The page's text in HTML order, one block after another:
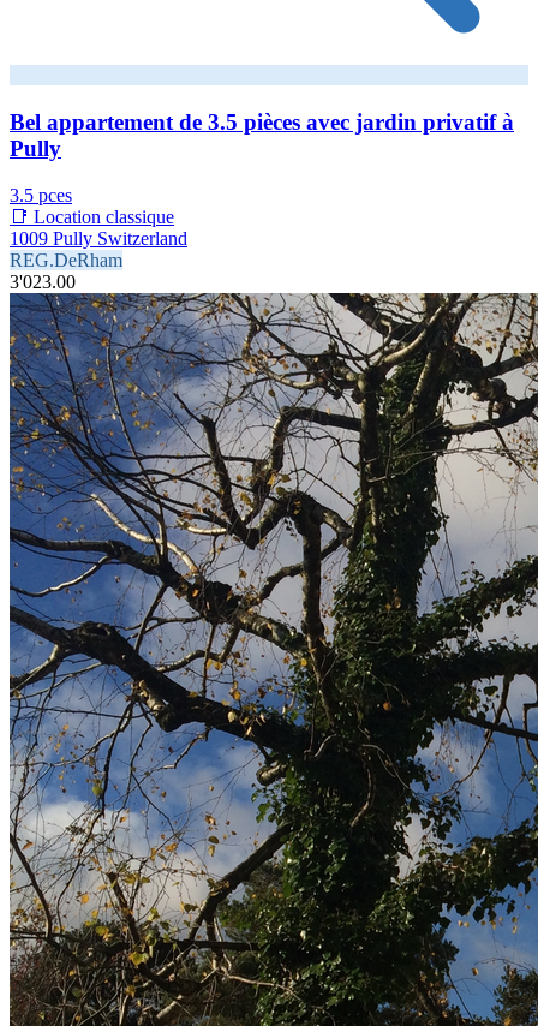
Bel appartement de 3.5 pièces avec jardin privatif à
Pully
3.5 pces
📑 Location classique
1009 Pully Switzerland
REG.DeRham
3'023.00